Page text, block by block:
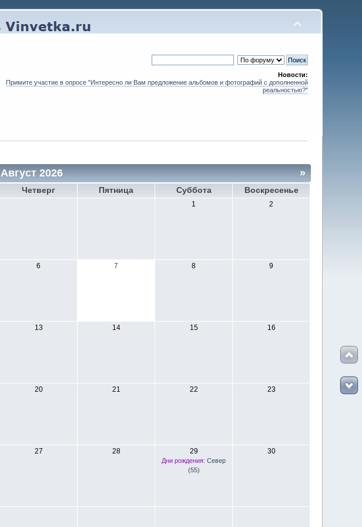
Новости:
Примите участие в опросе "Интересно ли Вам предложение альбомов и фотографий с дополненной
реальностью?"
»
Август 2026
Четверг Пятница Суббота Воскресенье
1 2
6 7 8 9
13 14 15 16
20 21 22 23
27 28 29
Дни рождения: Север
(55)
30